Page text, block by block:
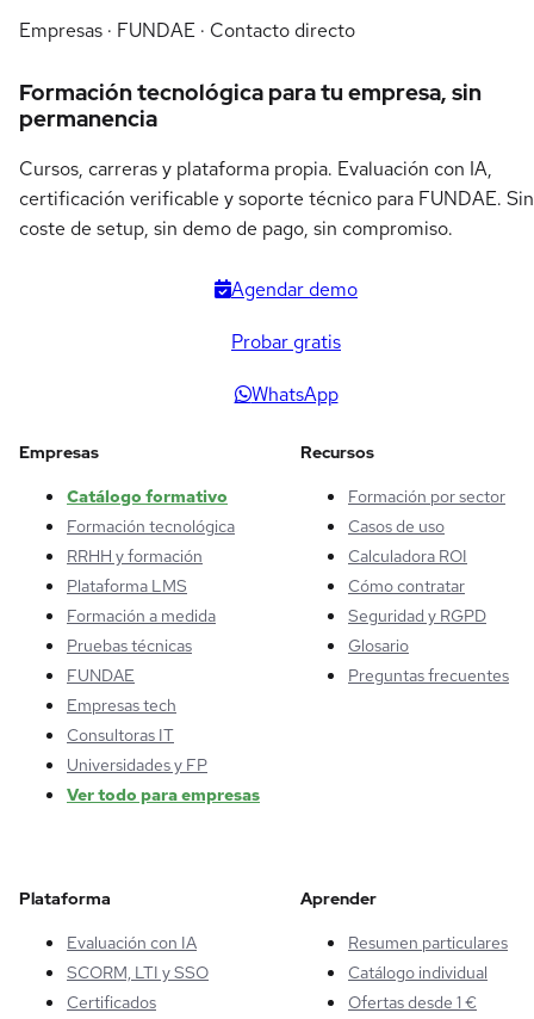
Empresas · FUNDAE · Contacto directo
Formación tecnológica para tu empresa, sin
permanencia
Cursos, carreras y plataforma propia. Evaluación con IA,
certificación verificable y soporte técnico para FUNDAE. Sin
coste de setup, sin demo de pago, sin compromiso.
Agendar demo
Probar gratis
WhatsApp
Empresas
Catálogo formativo
Formación tecnológica
RRHH y formación
Plataforma LMS
Formación a medida
Pruebas técnicas
FUNDAE
Empresas tech
Consultoras IT
Universidades y FP
Ver todo para empresas
Recursos
Formación por sector
Casos de uso
Calculadora ROI
Cómo contratar
Seguridad y RGPD
Glosario
Preguntas frecuentes
Plataforma
Evaluación con IA
SCORM, LTI y SSO
Certificados
Aprender
Resumen particulares
Catálogo individual
Ofertas desde 1 €